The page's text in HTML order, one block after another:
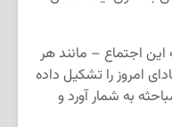
این اجتماع – مانند هر
امروز را تشکیل داده
به شمار آورد و